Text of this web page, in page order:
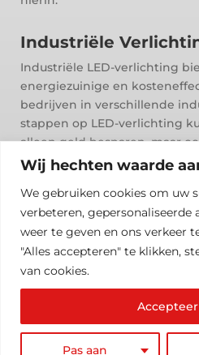
Wij hechten waarde
We gebruiken cookies om uw
verbeteren,
weer te geven en ons verkeer
"Alles accepteren" te klikken,
van cookies.
Pas aan
Industriële
Industriële LED-verlichting
energiezuinige en
bedrijven in verschillende
stappen op LED-verlichting
alleen geld besparen, maar
groenere toekomst.
© 2024 BetuwTech B.V. | TEL: 0345